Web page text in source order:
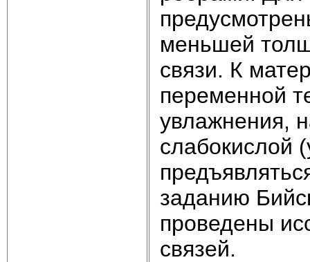
меньшей
связи. К
переменной
увлажнения,
слабокислой
заданию
проведены
связей.